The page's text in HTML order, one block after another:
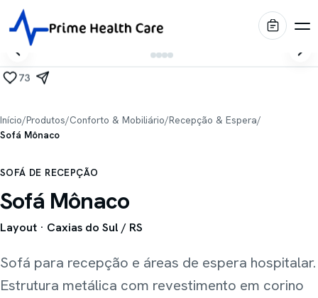
Centro Cirúrgico
Internação & Home Care
Conforto & Mobiliário
Conservação & Infraestrutura
Shimadzu
Imagem médica
Stiegelmeyer
Oqtis
Mesas cirúrgicas
Portfólio
Blog
Prime Intelligence
73
Início/Produtos/Conforto & Mobiliário/Recepção & Espera/
Sofá Mônaco
SOFÁ DE RECEPÇÃO
Sofá Mônaco
Layout · Caxias do Sul / RS
Sofá para recepção e áreas de espera hospitalar.
Estrutura metálica com revestimento em corino